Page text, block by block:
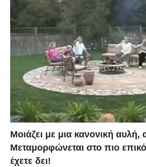
Μοιάζει με μια κανονική
Μεταμορφώνεται στο πιο
έχετε δει!